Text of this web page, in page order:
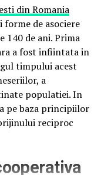
din beton de
sunt rezistente la
Acestea își
lung, chiar și
la factori
pavele pot fi
trotuare, alei
datorită
de montaj. Sunt
de culori și finisaje,
proiecte
din Romania
de asociere
140 de ani. Prima
a fost infiintata in
timpului acest
a
populatiei. In
pe baza principiilor
reciproc